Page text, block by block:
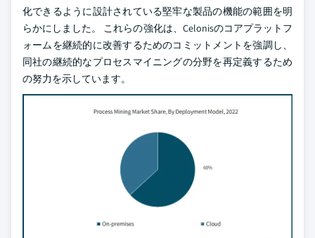
化できるように設計されている堅牢な製品の機能の範囲を明
らかにしました。 これらの強化は、Celonisのコアプラットフ
ォームを継続的に改善するためのコミットメントを強調し、
同社の継続的なプロセスマイニングの分野を再定義するため
の努力を示しています。